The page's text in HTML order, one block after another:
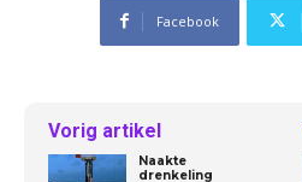
Facebook
Vorig artikel
Naakte
drenkeling